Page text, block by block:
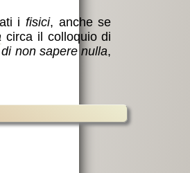
i fisici, anche se
circa il colloquio di
non sapere nulla,